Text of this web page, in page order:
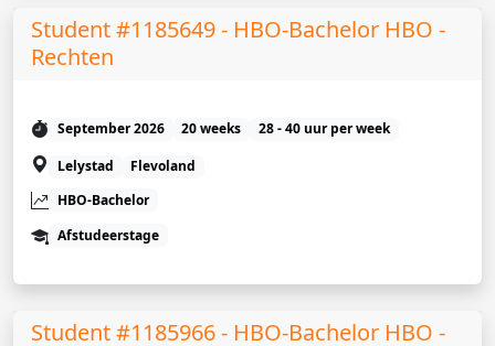
Student #1185649 - HBO-Bachelor HBO -
Rechten
September 2026 20 weeks
28 - 40 uur per week
Lelystad
Flevoland
HBO-Bachelor
Afstudeerstage
Student #1185966 - HBO-Bachelor HBO -